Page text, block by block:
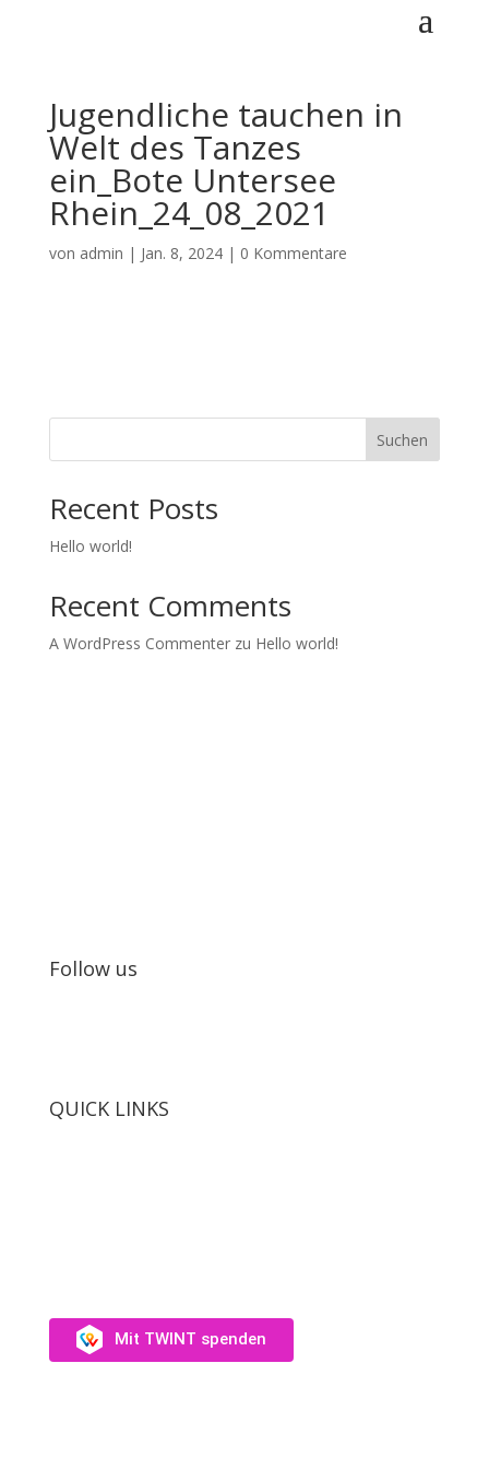
Jugendliche tauchen in
Welt des Tanzes
ein_Bote Untersee
Rhein_24_08_2021
von admin | Jan. 8, 2024| 0 Kommentare
Suchen
Recent Posts
Hello world!
Recent Comments
A WordPress Commenterzu Hello world!
Follow us
QUICK LINKS
Mit TWINT spenden